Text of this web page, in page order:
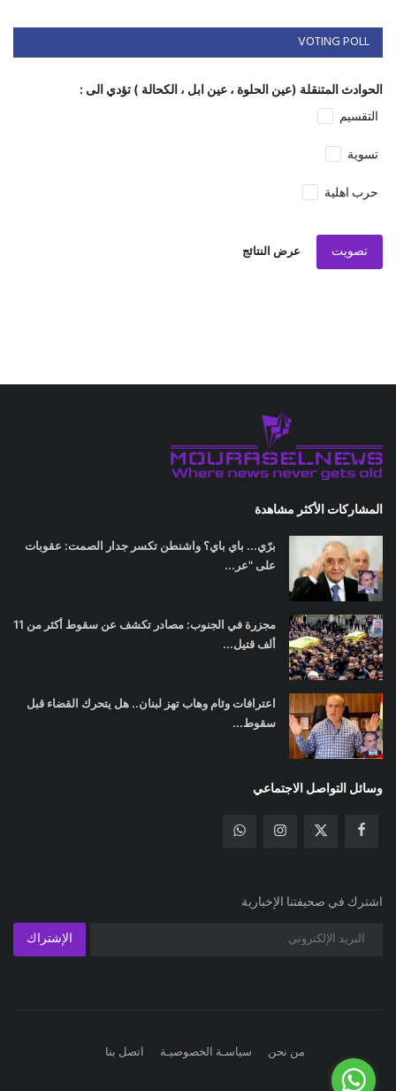
VOTING POLL
الحوادث المتنقلة (عين الحلوة ، عين ابل ، الكحالة ) تؤدي الى :
التقسيم
تسوية
حرب اهلية
تصويت عرض النتائج
المشاركات الأكثر مشاهدة
برّي... باي باي؟ واشنطن تكسر جدار الصمت: عقوبات
على "عر...
مجزرة في الجنوب: مصادر تكشف عن سقوط أكثر من 11
ألف قتيل...
اعترافات وئام وهاب تهز لبنان.. هل يتحرك القضاء قبل
سقوط...
وسائل التواصل الاجتماعي
اشترك في صحيفتنا الإخبارية
الإشتراك
من نحن سياسـة الخصوصيـة اتصل بنا